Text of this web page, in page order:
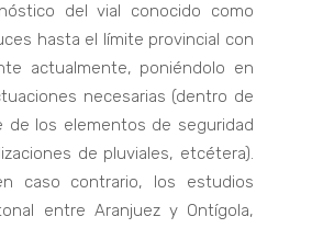
del vial conocido como
hasta el límite provincial con
actualmente, poniéndolo en
necesarias (dentro de
de los elementos de seguridad
de pluviales, etcétera).
caso contrario, los estudios
entre Aranjuez y Ontígola,